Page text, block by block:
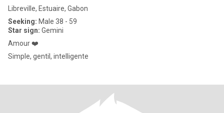
Libreville, Estuaire, Gabon
Seeking: Male 38 - 59
Star sign: Gemini
Amour ❤️
Simple, gentil, intelligente